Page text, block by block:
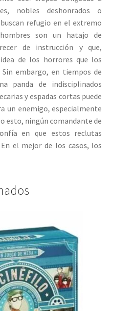
nobles deshonrados o
refugio en el extremo
son un hatajo de
de instrucción y que,
de los horrores que los
embargo, en tiempos de
panda de indisciplinados
y espadas cortas puede
un enemigo, especialmente
esto, ningún comandante de
en que estos reclutas
el mejor de los casos, los